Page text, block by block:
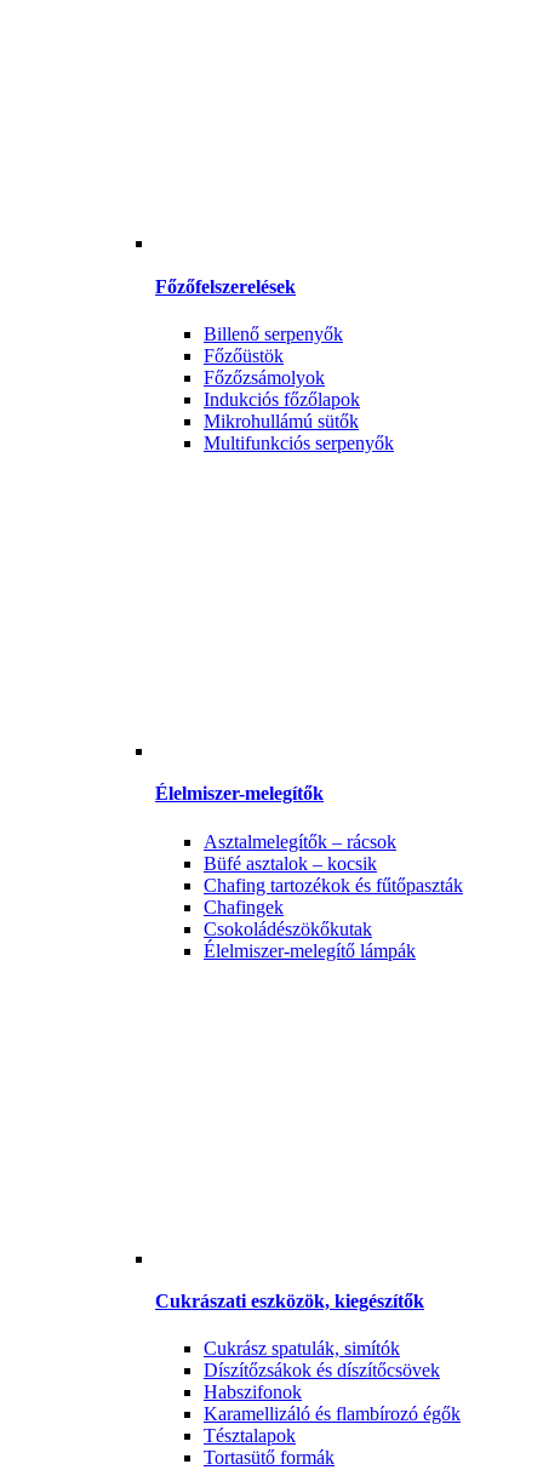
Főzőfelszerelések
Billenő serpenyők
Főzőüstök
Főzőzsámolyok
Indukciós főzőlapok
Mikrohullámú sütők
Multifunkciós serpenyők
Élelmiszer-melegítők
Asztalmelegítők – rácsok
Büfé asztalok – kocsik
Chafing tartozékok és fűtőpaszták
Chafingek
Csokoládészökőkutak
Élelmiszer-melegítő lámpák
Cukrászati eszközök, kiegészítők
Cukrász spatulák, simítók
Díszítőzsákok és díszítőcsövek
Habszifonok
Karamellizáló és flambírozó égők
Tésztalapok
Tortasütő formák